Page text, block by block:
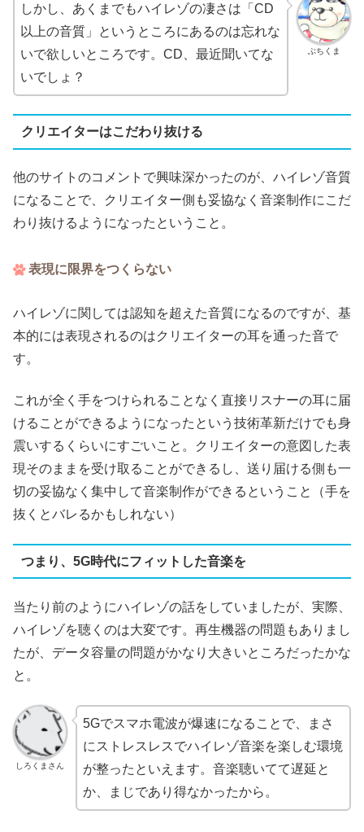
ぶちくま
しかし、あくまでもハイレゾの凄さは「CD
以上の音質」というところにあるのは忘れな
いで欲しいところです。CD、最近聞いてな
いでしょ？
クリエイターはこだわり抜ける
他のサイトのコメントで興味深かったのが、ハイレゾ音質
になることで、クリエイター側も妥協なく音楽制作にこだ
わり抜けるようになったということ。
表現に限界をつくらない
ハイレゾに関しては認知を超えた音質になるのですが、基
本的には表現されるのはクリエイターの耳を通った音で
す。
これが全く手をつけられることなく直接リスナーの耳に届
けることができるようになったという技術革新だけでも身
震いするくらいにすごいこと。クリエイターの意図した表
現そのままを受け取ることができるし、送り届ける側も一
切の妥協なく集中して音楽制作ができるということ（手を
抜くとバレるかもしれない）
つまり、5G時代にフィットした音楽を
当たり前のようにハイレゾの話をしていましたが、実際、
ハイレゾを聴くのは大変です。再生機器の問題もありまし
たが、データ容量の問題がかなり大きいところだったかな
と。
しろくまさん
5Gでスマホ電波が爆速になることで、まさ
にストレスレスでハイレゾ音楽を楽しむ環境
が整ったといえます。音楽聴いてて遅延と
か、まじであり得なかったから。